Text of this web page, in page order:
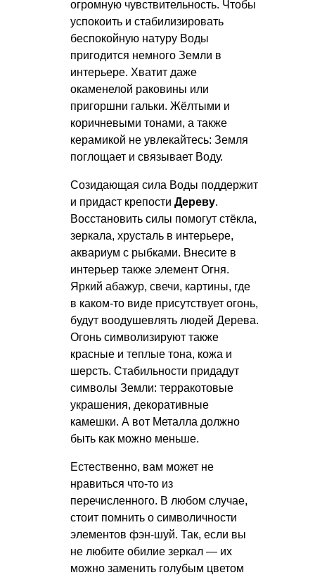
огромную чувствительность. Чтобы
успокоить и стабилизировать
беспокойную натуру Воды
пригодится немного Земли в
интерьере. Хватит даже
окаменелой раковины или
пригоршни гальки. Жёлтыми и
коричневыми тонами, а также
керамикой не увлекайтесь: Земля
поглощает и связывает Воду.
Созидающая сила Воды поддержит
и придаст крепости Дереву.
Восстановить силы помогут стёкла,
зеркала, хрусталь в интерьере,
аквариум с рыбками. Внесите в
интерьер также элемент Огня.
Яркий абажур, свечи, картины, где
в каком-то виде присутствует огонь,
будут воодушевлять людей Дерева.
Огонь символизируют также
красные и теплые тона, кожа и
шерсть. Стабильности придадут
символы Земли: терракотовые
украшения, декоративные
камешки. А вот Металла должно
быть как можно меньше.
Естественно, вам может не
нравиться что-то из
перечисленного. В любом случае,
стоит помнить о символичности
элементов фэн-шуй. Так, если вы
не любите обилие зеркал — их
можно заменить голубым цветом